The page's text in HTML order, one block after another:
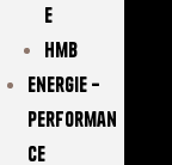
E
Hmb
Energie –
Performan
Ce